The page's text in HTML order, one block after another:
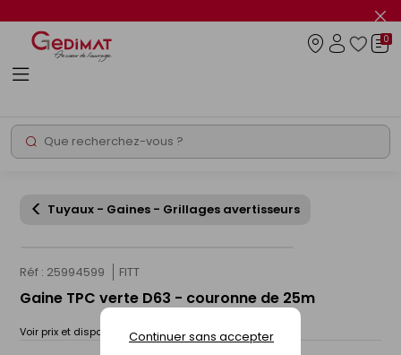
Continuer sans accepter
le
info
Rechercher
0
Tuyaux - Gaines - Grillages avertisseurs
Réf : 25994599 FITT
Gaine TPC verte D63 - couronne de 25m
Voir prix et disponibilité en magasin